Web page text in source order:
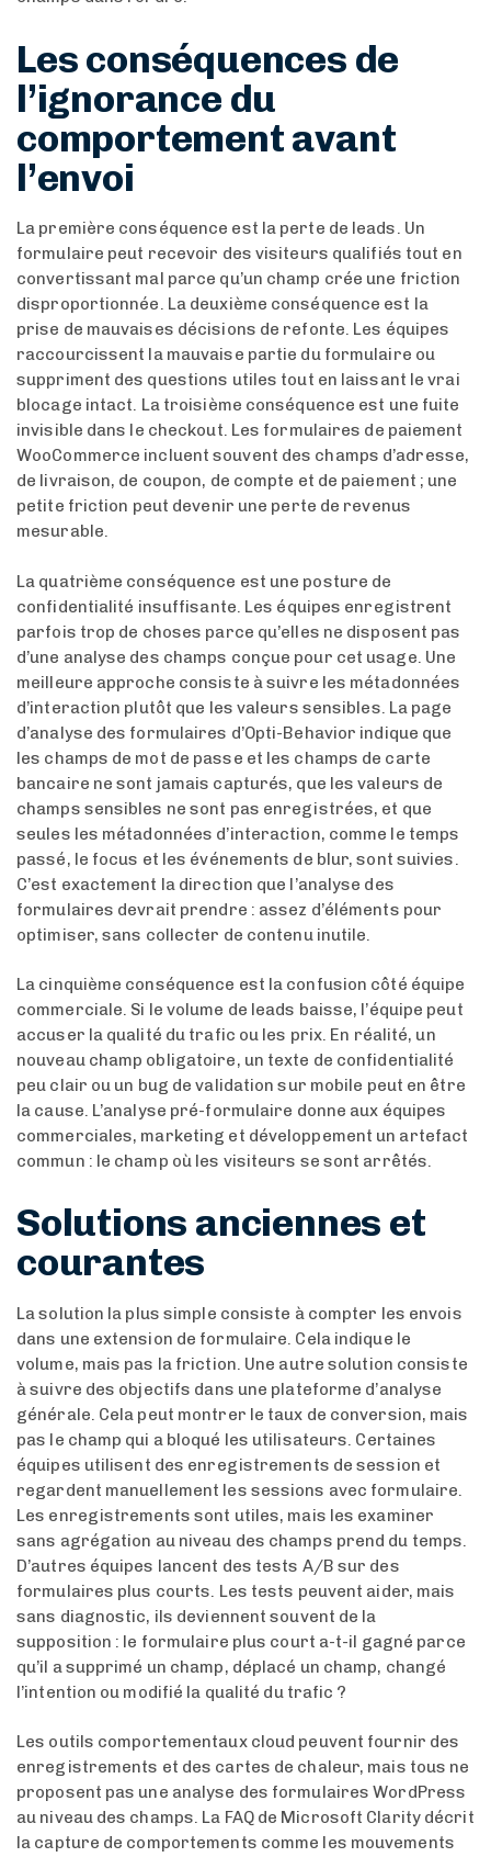
Les conséquences de
l’ignorance du
comportement avant
l’envoi
La première conséquence est la perte de leads. Un
formulaire peut recevoir des visiteurs qualifiés tout en
convertissant mal parce qu’un champ crée une friction
disproportionnée. La deuxième conséquence est la
prise de mauvaises décisions de refonte. Les équipes
raccourcissent la mauvaise partie du formulaire ou
suppriment des questions utiles tout en laissant le vrai
blocage intact. La troisième conséquence est une fuite
invisible dans le checkout. Les formulaires de paiement
WooCommerce incluent souvent des champs d’adresse,
de livraison, de coupon, de compte et de paiement ; une
petite friction peut devenir une perte de revenus
mesurable.
La quatrième conséquence est une posture de
confidentialité insuffisante. Les équipes enregistrent
parfois trop de choses parce qu’elles ne disposent pas
d’une analyse des champs conçue pour cet usage. Une
meilleure approche consiste à suivre les métadonnées
d’interaction plutôt que les valeurs sensibles. La page
d’analyse des formulaires d’Opti-Behavior indique que
les champs de mot de passe et les champs de carte
bancaire ne sont jamais capturés, que les valeurs de
champs sensibles ne sont pas enregistrées, et que
seules les métadonnées d’interaction, comme le temps
passé, le focus et les événements de blur, sont suivies.
C’est exactement la direction que l’analyse des
formulaires devrait prendre : assez d’éléments pour
optimiser, sans collecter de contenu inutile.
La cinquième conséquence est la confusion côté équipe
commerciale. Si le volume de leads baisse, l’équipe peut
accuser la qualité du trafic ou les prix. En réalité, un
nouveau champ obligatoire, un texte de confidentialité
peu clair ou un bug de validation sur mobile peut en être
la cause. L’analyse pré-formulaire donne aux équipes
commerciales, marketing et développement un artefact
commun : le champ où les visiteurs se sont arrêtés.
Solutions anciennes et
courantes
La solution la plus simple consiste à compter les envois
dans une extension de formulaire. Cela indique le
volume, mais pas la friction. Une autre solution consiste
à suivre des objectifs dans une plateforme d’analyse
générale. Cela peut montrer le taux de conversion, mais
pas le champ qui a bloqué les utilisateurs. Certaines
équipes utilisent des enregistrements de session et
regardent manuellement les sessions avec formulaire.
Les enregistrements sont utiles, mais les examiner
sans agrégation au niveau des champs prend du temps.
D’autres équipes lancent des tests A/B sur des
formulaires plus courts. Les tests peuvent aider, mais
sans diagnostic, ils deviennent souvent de la
supposition : le formulaire plus court a-t-il gagné parce
qu’il a supprimé un champ, déplacé un champ, changé
l’intention ou modifié la qualité du trafic ?
Les outils comportementaux cloud peuvent fournir des
enregistrements et des cartes de chaleur, mais tous ne
proposent pas une analyse des formulaires WordPress
au niveau des champs. La FAQ de Microsoft Clarity décrit
la capture de comportements comme les mouvements